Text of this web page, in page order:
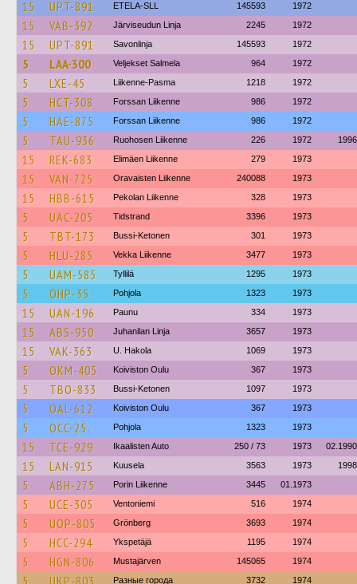
15 UPT-891 ETELA-SLL 145593 1972
15 VAB-392 Järviseudun Linja 2245 1972
15 UPT-891 Savonlinja 145593 1972
5 LAA-300 Veljekset Salmela 964 1972
5 LXE-45 Liikenne-Pasma 1218 1972
5 HCT-308 Forssan Liikenne 986 1972
5 HAE-875 Forssan Liikenne 986 1972
5 TAU-936 Ruohosen Liikenne 226 1972 1996
15 REK-683 Elimäen Liikenne 279 1973
15 VAN-725 Oravaisten Liikenne 240088 1973
15 HBB-615 Pekolan Liikenne 328 1973
5 UAC-205 Tidstrand 3396 1973
5 TBT-173 Bussi-Ketonen 301 1973
5 HLU-285 Vekka Liikenne 3477 1973
5 UAM-585 Tyllilä 1295 1973
5 OHP-35 Pohjola 1323 1973
15 UAN-196 Paunu 334 1973
15 ABS-950 Juhanilan Linja 3657 1973
15 VAK-363 U. Hakola 1069 1973
5 OKM-405 Koiviston Oulu 367 1973
5 TBO-833 Bussi-Ketonen 1097 1973
5 OAL-612 Koiviston Oulu 367 1973
5 OCC-25 Pohjola 1323 1973
15 TCE-929 Ikaalisten Auto 250 / 73 1973 02.1990
15 LAN-915 Kuusela 3563 1973 1998
5 ABH-275 Porin Liikenne 3445 01.1973
5 UCE-305 Ventoniemi 516 1974
5 UOP-805 Grönberg 3693 1974
5 HCC-294 Ykspetäjä 1195 1974
5 HGN-806 Mustajärven 145065 1974
5 UKP-803 Разные города 3732 1974